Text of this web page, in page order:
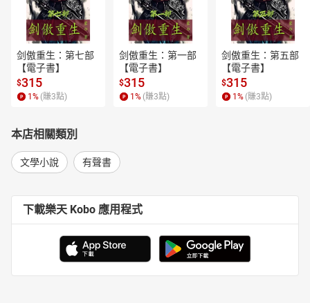
剑傲重生：第七部
【電子書】
$315
1 % (賺3點)
剑傲重生：第一部
【電子書】
$315
1 % (賺3點)
剑傲重生：第五部
【電子書】
$315
1 % (賺3點)
本店相關類別
文學小說 有聲書
下載樂天 Kobo 應用程式